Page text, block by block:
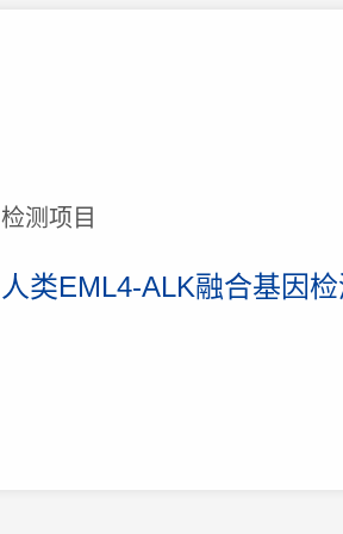
检测项目
人类EML4-ALK融合基因